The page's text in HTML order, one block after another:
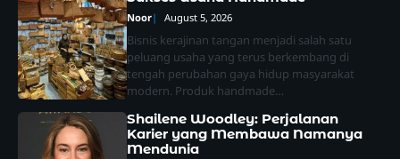
Noor August 5, 2026
Bisnis kerajinan tangan menjadi salah satu
peluang usaha yang terus berkembang di
tengah perubahan gaya hidup masyarakat
modern. Produk handmade…
Shailene Woodley: Perjalanan
Karier yang Membawa Namanya
Mendunia